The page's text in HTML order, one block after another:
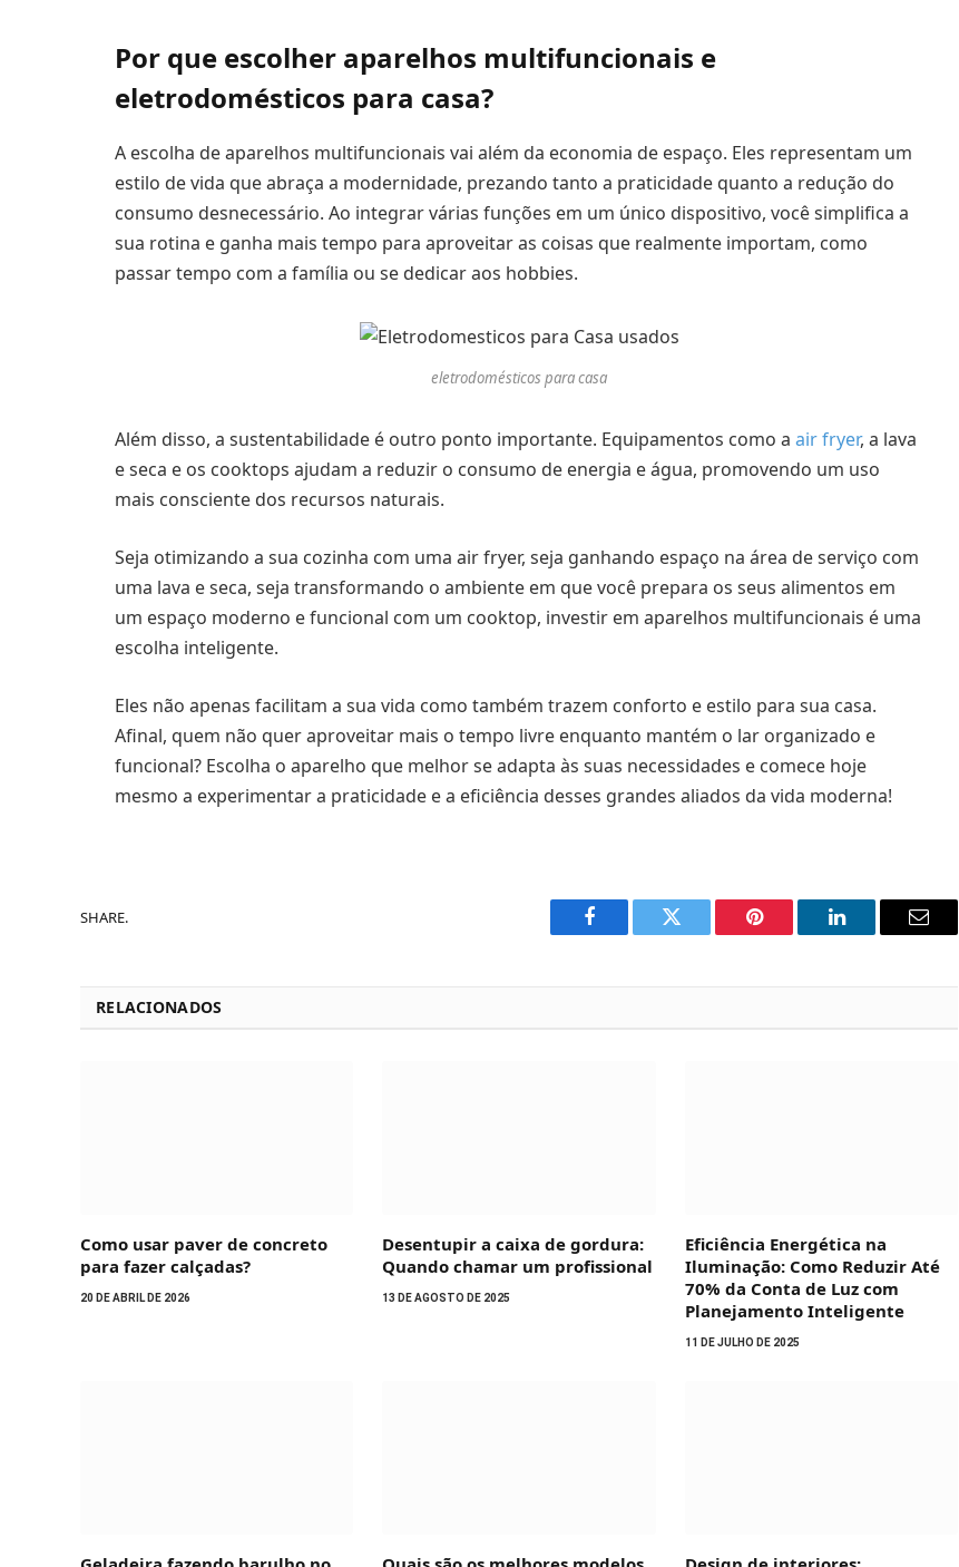
Por que escolher aparelhos multifuncionais e
eletrodomésticos para casa?
A escolha de aparelhos multifuncionais vai além da economia de espaço. Eles representam um
estilo de vida que abraça a modernidade, prezando tanto a praticidade quanto a redução do
consumo desnecessário. Ao integrar várias funções em um único dispositivo, você simplifica a
sua rotina e ganha mais tempo para aproveitar as coisas que realmente importam, como
passar tempo com a família ou se dedicar aos hobbies.
eletrodomésticos para casa
Além disso, a sustentabilidade é outro ponto importante. Equipamentos como a air fryer, a lava
e seca e os cooktops ajudam a reduzir o consumo de energia e água, promovendo um uso
mais consciente dos recursos naturais.
Seja otimizando a sua cozinha com uma air fryer, seja ganhando espaço na área de serviço com
uma lava e seca, seja transformando o ambiente em que você prepara os seus alimentos em
um espaço moderno e funcional com um cooktop, investir em aparelhos multifuncionais é uma
escolha inteligente.
Eles não apenas facilitam a sua vida como também trazem conforto e estilo para sua casa.
Afinal, quem não quer aproveitar mais o tempo livre enquanto mantém o lar organizado e
funcional? Escolha o aparelho que melhor se adapta às suas necessidades e comece hoje
mesmo a experimentar a praticidade e a eficiência desses grandes aliados da vida moderna!
SHARE.
Facebook Twitter Pinterest LinkedIn Email
RELACIONADOS
Como usar paver de concreto
para fazer calçadas?
20 DE ABRIL DE 2026
Desentupir a caixa de gordura:
Quando chamar um profissional
13 DE AGOSTO DE 2025
Eficiência Energética na
Iluminação: Como Reduzir Até
70% da Conta de Luz com
Planejamento Inteligente
11 DE JULHO DE 2025